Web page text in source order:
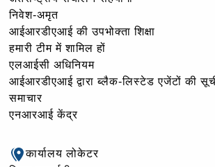
निवेश-अमृत
आईआरडीएआई की उपभोक्ता शिक्षा
हमारी टीम में शामिल हों
एलआईसी अधिनियम
आईआरडीएआई द्वारा ब्लैक-लिस्टेड एजेंटों की
समाचार
एनआरआई केंद्र
कार्यालय लोकेटर